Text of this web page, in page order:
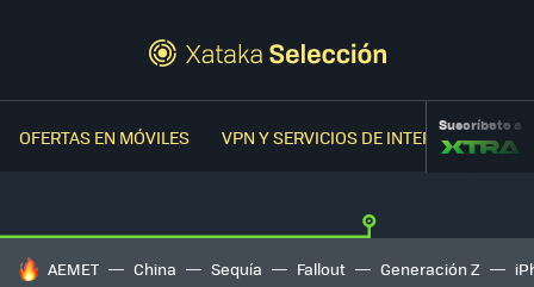
OFERTAS EN MÓVILES VPN Y SERVICIOS DE INTERNETSuscríbete a
HOY SE HABLA DE
AEMET China Sequía Fallout Generación Z